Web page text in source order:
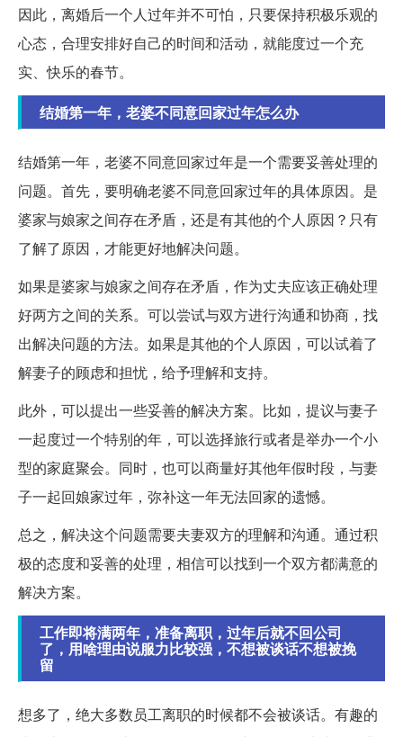
因此，离婚后一个人过年并不可怕，只要保持积极乐观的
心态，合理安排好自己的时间和活动，就能度过一个充
实、快乐的春节。
结婚第一年，老婆不同意回家过年怎么办
结婚第一年，老婆不同意回家过年是一个需要妥善处理的
问题。首先，要明确老婆不同意回家过年的具体原因。是
婆家与娘家之间存在矛盾，还是有其他的个人原因？只有
了解了原因，才能更好地解决问题。
如果是婆家与娘家之间存在矛盾，作为丈夫应该正确处理
好两方之间的关系。可以尝试与双方进行沟通和协商，找
出解决问题的方法。如果是其他的个人原因，可以试着了
解妻子的顾虑和担忧，给予理解和支持。
此外，可以提出一些妥善的解决方案。比如，提议与妻子
一起度过一个特别的年，可以选择旅行或者是举办一个小
型的家庭聚会。同时，也可以商量好其他年假时段，与妻
子一起回娘家过年，弥补这一年无法回家的遗憾。
总之，解决这个问题需要夫妻双方的理解和沟通。通过积
极的态度和妥善的处理，相信可以找到一个双方都满意的
解决方案。
工作即将满两年，准备离职，过年后就不回公司
了，用啥理由说服力比较强，不想被谈话不想被挽
留
想多了，绝大多数员工离职的时候都不会被谈话。有趣的